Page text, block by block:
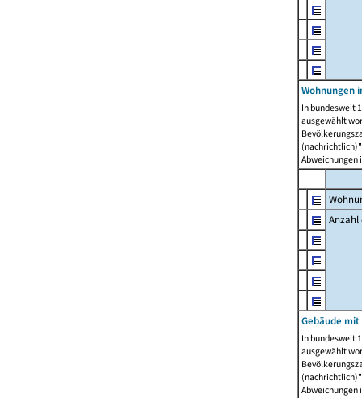
Wohnungen
In bundesweit
ausgewählt
Abweichungen
Anzahl
Gebäude
In bundesweit
ausgewählt
Abweichungen